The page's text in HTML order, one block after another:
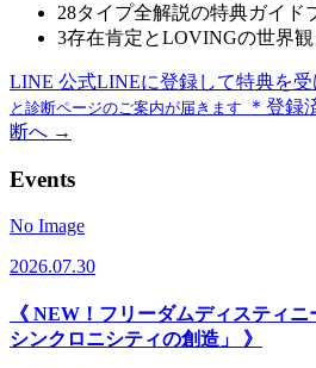
28タイプ全解説の特典ガイド
3存在肯定とLOVINGの世界
LINE 公式LINEに登録して特典を受
と診断ページのご案内が届きます
＊登録
断へ →
Events
No Image
2026.07.30
《 NEW！フリーダムディスティ
シンクロニシティの創造」 》